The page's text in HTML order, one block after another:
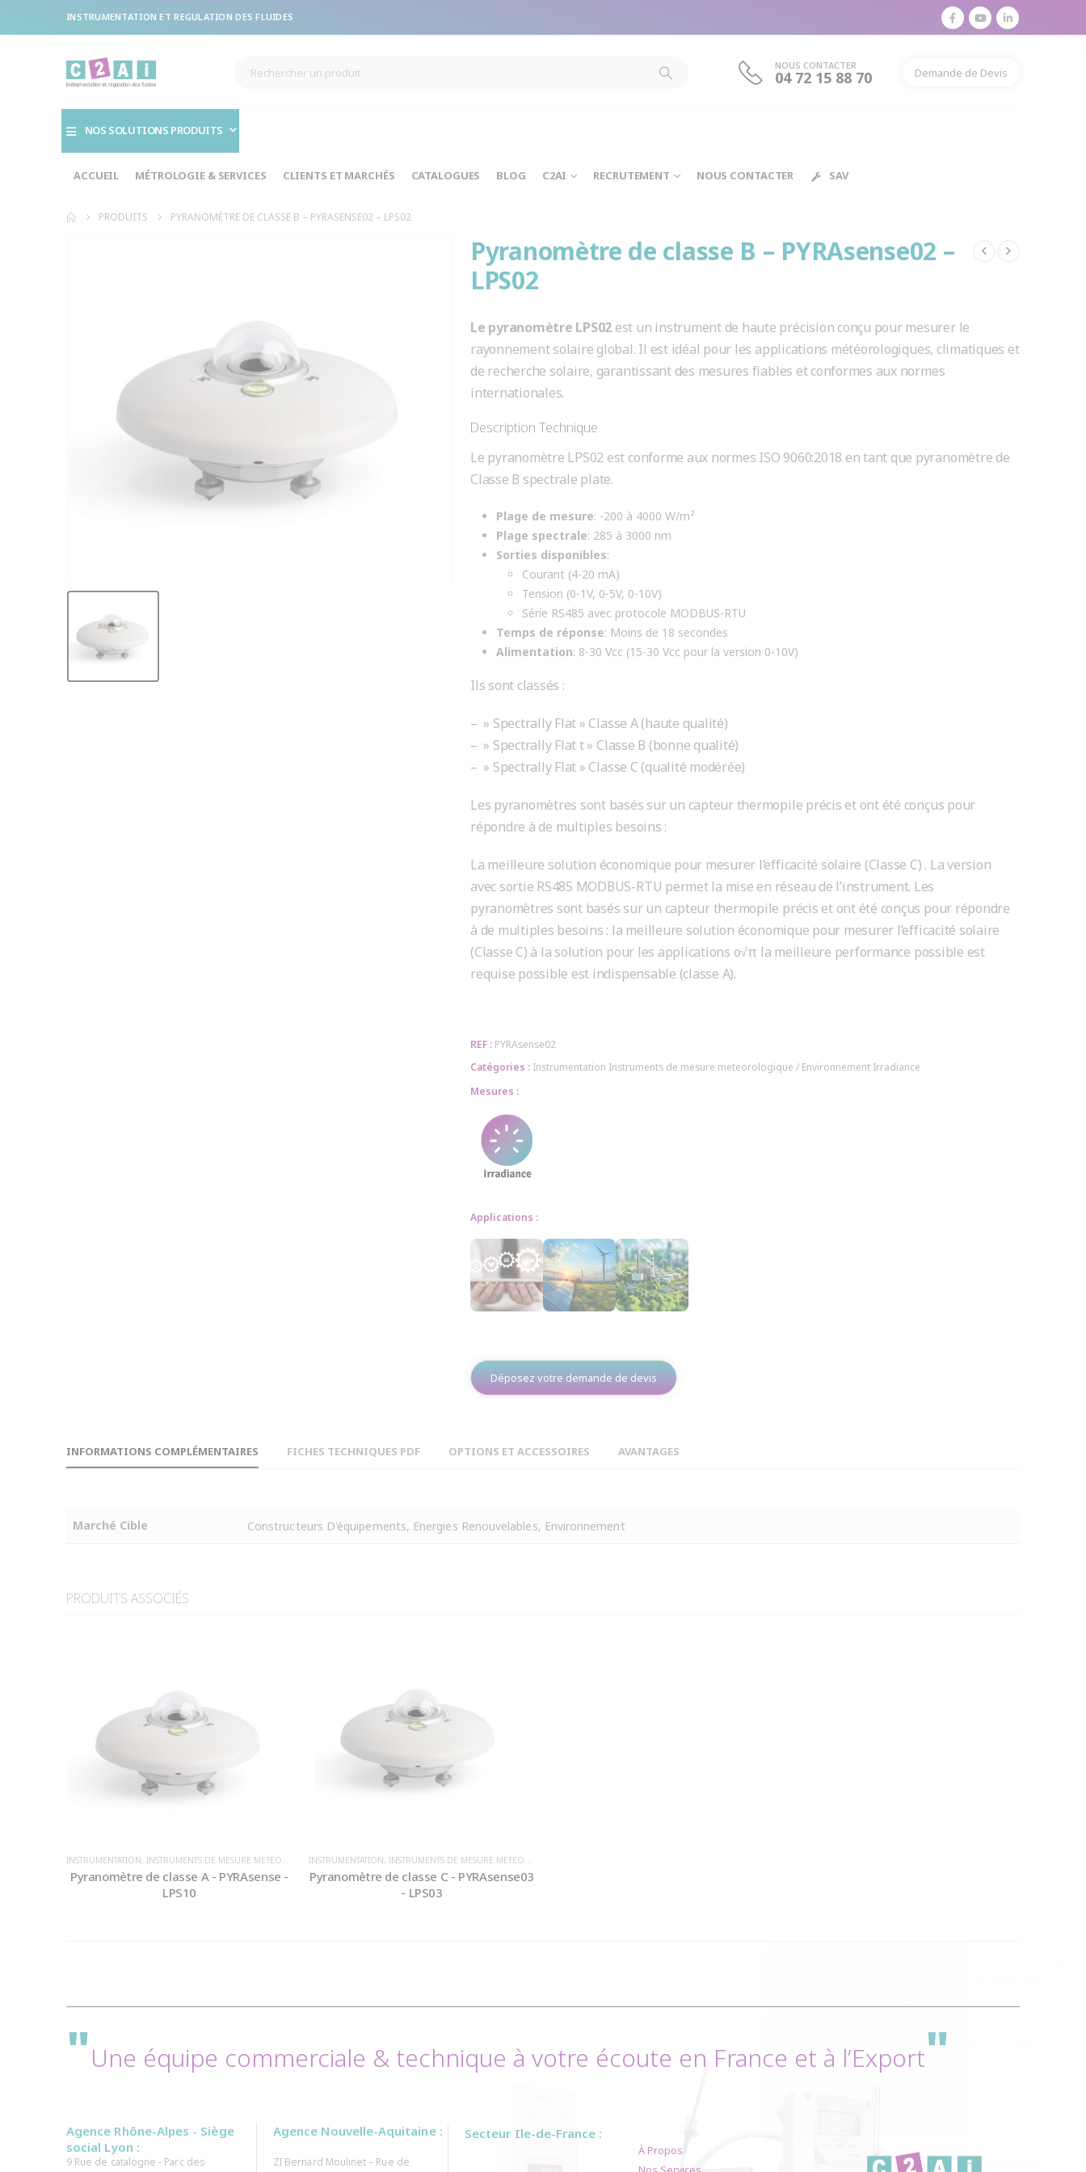
INSTRUMENTATION ET REGULATION DES FLUIDES
NOUS CONTACTER
04 72 15 88 70 Demande de Devis
NOS SOLUTIONS PRODUITS
ACCUEIL MÉTROLOGIE & SERVICES CLIENTS ET MARCHÉS CATALOGUES BLOG C2AI RECRUTEMENT NOUS CONTACTER SAV
PRODUITS PYRANOMÈTRE DE CLASSE B – PYRASENSE02 – LPS02
Pyranomètre de classe B – PYRAsense02 –
LPS02
Le pyranomètre LPS02 est un instrument de haute précision conçu pour mesurer le
rayonnement solaire global. Il est idéal pour les applications météorologiques, climatiques et
de recherche solaire, garantissant des mesures fiables et conformes aux normes
internationales.
Description Technique
Le pyranomètre LPS02 est conforme aux normes ISO 9060:2018 en tant que pyranomètre de
Classe B spectrale plate.
Plage de mesure: -200 à 4000 W/m²
Plage spectrale: 285 à 3000 nm
Sorties disponibles:
Courant (4-20 mA)
Tension (0-1V, 0-5V, 0-10V)
Série RS485 avec protocole MODBUS-RTU
Temps de réponse: Moins de 18 secondes
Alimentation: 8-30 Vcc (15-30 Vcc pour la version 0-10V)
Ils sont classés :
– » Spectrally Flat » Classe A (haute qualité)
– » Spectrally Flat t » Classe B (bonne qualité)
– » Spectrally Flat » Classe C (qualité modérée)
Les pyranomètres sont basés sur un capteur thermopile précis et ont été conçus pour
répondre à de multiples besoins :
La meilleure solution économique pour mesurer l’efficacité solaire (Classe C) . La version
avec sortie RS485 MODBUS-RTU permet la mise en réseau de l’instrument. Les
pyranomètres sont basés sur un capteur thermopile précis et ont été conçus pour répondre
à de multiples besoins : la meilleure solution économique pour mesurer l’efficacité solaire
(Classe C) à la solution pour les applications o√π la meilleure performance possible est
requise possible est indispensable (classe A).
REF : PYRAsense02
Catégories : Instrumentation Instruments de mesure meteorologique / Environnement Irradiance
Mesures :
Applications :
Déposez votre demande de devis
INFORMATIONS COMPLÉMENTAIRES FICHES TECHNIQUES PDF OPTIONS ET ACCESSOIRES AVANTAGES
Marché Cible Constructeurs D'équipements, Energies Renouvelables, Environnement
PRODUITS ASSOCIÉS
INSTRUMENTATION, INSTRUMENTS DE MESURE METEOROLOGIQUE / ENVIRONNEMENT ,IRRADIANCE,PARAMETRES MESURE
Pyranomètre de classe A - PYRAsense -
LPS10
INSTRUMENTATION, INSTRUMENTS DE MESURE METEOROLOGIQUE / ENVIRONNEMENT
Pyranomètre de classe C - PYRAsense03
- LPS03
"Une équipe commerciale & technique à votre écoute en France et à l’Export"
Agence Rhône-Alpes - Siège
social Lyon :
9 Rue de catalogne - Parc des
Agence Nouvelle-Aquitaine :
ZI Bernard Moulinet – Rue de
Secteur Ile-de-France :
À Propos
Devis
Envoyez-nous vos informations si vous souhaitez
être recontacter par notre équipe commerciale